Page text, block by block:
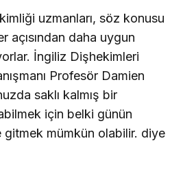
uzmanları, söz konusu
açısından daha uygun
İngiliz Dişhekimleri
Profesör Damien
saklı kalmış bir
için belki günün
mümkün olabilir. diye